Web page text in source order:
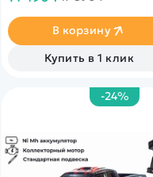
производителя MJX R/C.
Автомобиль выполнен в
масштабе 1/14 и
от конкурентов наличием
аккумуляторной батареи,
системой охлаждения
приемника, а также
оптимальным
цены и качества деталей.
В корзину
Купить в 1 клик
-24%